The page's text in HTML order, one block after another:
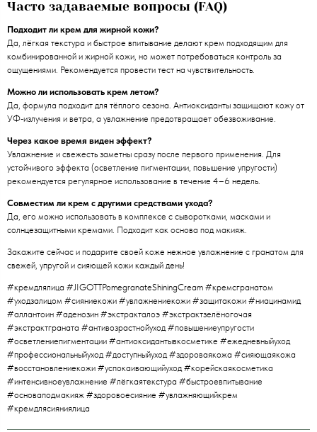
Часто задаваемые вопросы (FAQ)
Подходит ли крем для жирной кожи?
Да, лёгкая текстура и быстрое впитывание делают крем подходящим для
комбинированной и жирной кожи, но может потребоваться контроль за
ощущениями. Рекомендуется провести тест на чувствительность.
Можно ли использовать крем летом?
Да, формула подходит для тёплого сезона. Антиоксиданты защищают кожу от
УФ‑излучения и ветра, а увлажнение предотвращает обезвоживание.
Через какое время виден эффект?
Увлажнение и свежесть заметны сразу после первого применения. Для
устойчивого эффекта (осветление пигментации, повышение упругости)
рекомендуется регулярное использование в течение 4–6 недель.
Совместим ли крем с другими средствами ухода?
Да, его можно использовать в комплексе с сыворотками, масками и
солнцезащитными кремами. Подходит как основа под макияж.
Закажите сейчас и подарите своей коже нежное увлажнение с гранатом для
свежей, упругой и сияющей кожи каждый день!
#кремдлялица #JIGOTTPomegranateShiningCream #кремсгранатом
#уходзалицом #сияниекожи #увлажнениекожи #защитакожи #ниацинамид
#аллантоин #аденозин #экстракталоэ #экстрактзелёногочая
#экстрактграната #антивозрастнойуход #повышениеупругости
#осветлениепигментации #антиоксидантывкосметике #ежедневныйуход
#профессиональныйуход #доступныйуход #здороваякожа #сияющаякожа
#восстановлениекожи #успокаивающийуход #корейскаякосметика
#интенсивноеувлажнение #лёгкаятекстура #быстроевпитывание
#основаподмакияж #здоровоесияние #увлажняющийкрем
#кремдлясияниялица